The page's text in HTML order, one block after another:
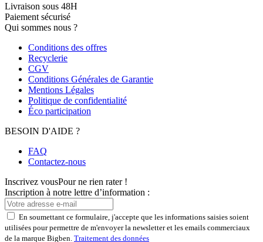
Livraison sous 48H
Paiement sécurisé
Qui sommes nous ?
Conditions des offres
Recyclerie
CGV
Conditions Générales de Garantie
Mentions Légales
Politique de confidentialité
Éco participation
BESOIN D'AIDE ?
FAQ
Contactez-nous
Inscrivez vousPour ne rien rater !
Inscription à notre lettre d’information :
En soumettant ce formulaire, j'accepte que les informations saisies soient
utilisées pour permettre de m'envoyer la newsletter et les emails commerciaux
de la marque Bigben. Traitement des données